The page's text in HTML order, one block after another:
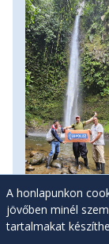
medence
végtelenjére.
papagájokat
fogadóban
készült
közösségnél is
helyiek
azoknak,
ellátás: reggeli.
Chimborazo-
méterrel
is 1500-al -
A honlapunkon
jövőben minél
tartalmakat